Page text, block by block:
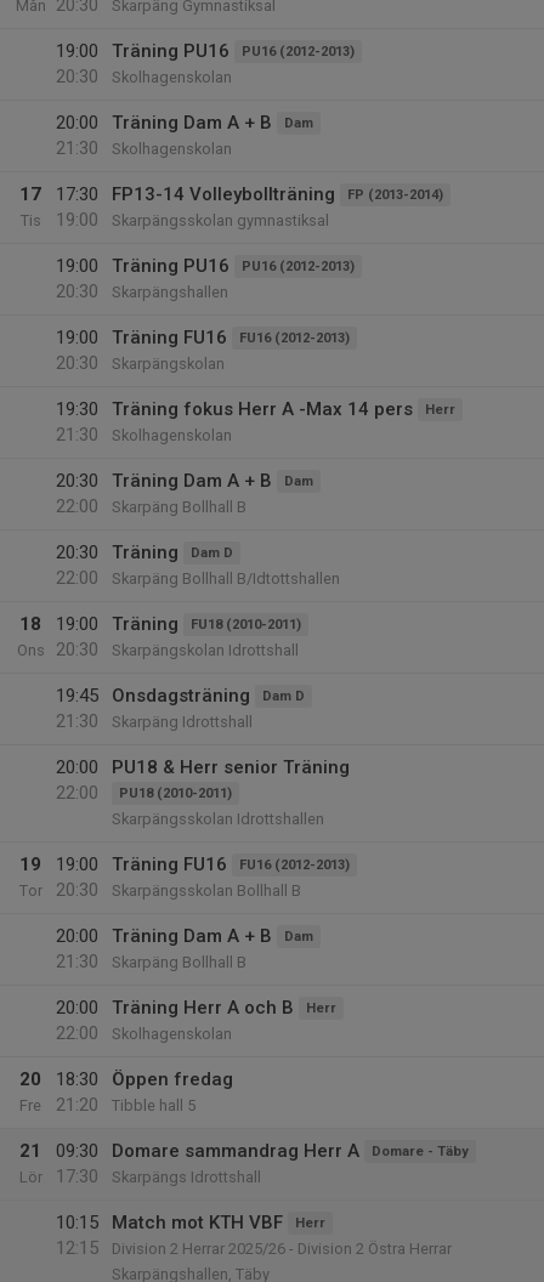
Mån 20:30 Skarpäng Gymnastiksal
19:00
20:30
Träning PU16 PU16 (2012-2013)
Skolhagenskolan
20:00
21:30
Träning Dam A + B Dam
Skolhagenskolan
17
Tis
17:30
19:00
FP13-14 Volleybollträning FP (2013-2014)
Skarpängsskolan gymnastiksal
19:00
20:30
Träning PU16 PU16 (2012-2013)
Skarpängshallen
19:00
20:30
Träning FU16 FU16 (2012-2013)
Skarpängskolan
19:30
21:30
Träning fokus Herr A -Max 14 pers Herr
Skolhagenskolan
20:30
22:00
Träning Dam A + B Dam
Skarpäng Bollhall B
20:30
22:00
Träning Dam D
Skarpäng Bollhall B/Idtottshallen
18
Ons
19:00
20:30
Träning FU18 (2010-2011)
Skarpängskolan Idrottshall
19:45
21:30
Onsdagsträning Dam D
Skarpäng Idrottshall
20:00
22:00
PU18 & Herr senior Träning
PU18 (2010-2011)
Skarpängsskolan Idrottshallen
19
Tor
19:00
20:30
Träning FU16 FU16 (2012-2013)
Skarpängsskolan Bollhall B
20:00
21:30
Träning Dam A + B Dam
Skarpäng Bollhall B
20:00
22:00
Träning Herr A och B Herr
Skolhagenskolan
20
Fre
18:30
21:20
Öppen fredag
Tibble hall 5
21
Lör
09:30
17:30
Domare sammandrag Herr A Domare - Täby
Skarpängs Idrottshall
10:15
12:15
Match mot KTH VBF Herr
Division 2 Herrar 2025/26 - Division 2 Östra Herrar
Skarpängshallen, Täby